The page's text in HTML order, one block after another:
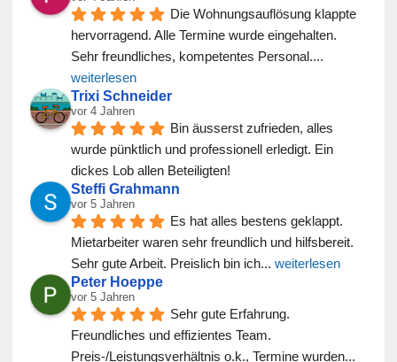
Die Wohnungsauflösung klappte
hervorragend. Alle Termine wurde eingehalten.
Sehr freundliches, kompetentes Personal.
weiterlesen
Trixi Schneider
vor 4 Jahren
Bin äusserst zufrieden, alles
wurde pünktlich und professionell erledigt. Ein
dickes Lob allen Beteiligten!
Steffi Grahmann
vor 5 Jahren
Es hat alles bestens geklappt.
Mietarbeiter waren sehr freundlich und hilfsbereit.
Sehr gute Arbeit. Preislich bin ich... weiterlesen
Peter Hoeppe
vor 5 Jahren
Sehr gute Erfahrung.
Freundliches und effizientes Team.
Preis-/Leistungsverhältnis o.k., Termine wurden